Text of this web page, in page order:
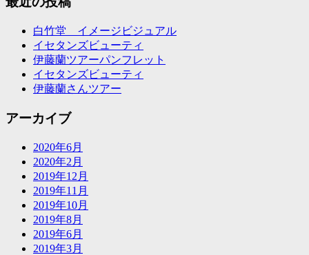
白竹堂 イメージビジュアル
イセタンズビューティ
伊藤蘭ツアーパンフレット
イセタンズビューティ
伊藤蘭さんツアー
アーカイブ
2020年6月
2020年2月
2019年12月
2019年11月
2019年10月
2019年8月
2019年6月
2019年3月